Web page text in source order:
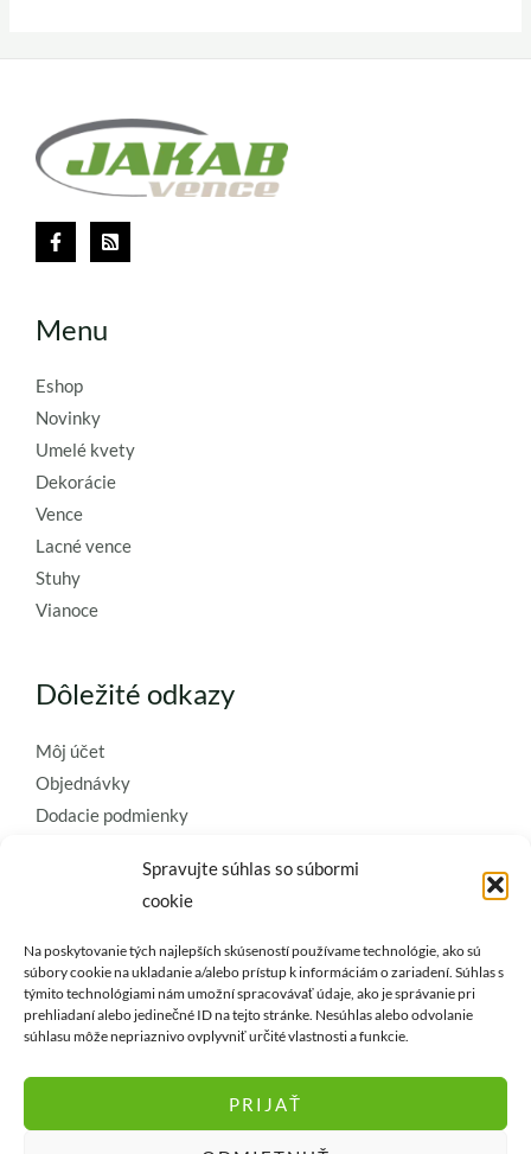
Spravujte súhlas so súbormi
cookie
Na poskytovanie tých najlepších skúseností používame technológie, ako sú
súbory cookie na ukladanie a/alebo prístup k informáciám o zariadení. Súhlas s
týmito technológiami nám umožní spracovávať údaje, ako je správanie pri
prehliadaní alebo jedinečné ID na tejto stránke. Nesúhlas alebo odvolanie
súhlasu môže nepriaznivo ovplyvniť určité vlastnosti a funkcie.
PRIJAŤ
Menu
Eshop
Novinky
Umelé kvety
Dekorácie
Vence
Lacné vence
Stuhy
Vianoce
Dôležité odkazy
Môj účet
Objednávky
Dodacie podmienky
Ochrana osobných údajov
Zásady používania súborov cookie
Kontaktujte nás a požiadajte o
najkvalitnejšie umelé kvety a
dekorácie..